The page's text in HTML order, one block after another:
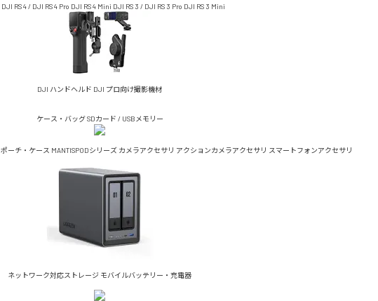
DJI RS 4 / DJI RS 4 Pro DJI RS 4 Mini DJI RS 3 / DJI RS 3 Pro DJI RS 3 Mini
DJI ハンドヘルド DJI プロ向け撮影機材
ケース・バッグ SDカード / USBメモリー
ポーチ・ケース MANTISPODシリーズ カメラアクセサリ アクションカメラアクセサリ スマートフォンアクセサリ
ネットワーク対応ストレージ モバイルバッテリー・充電器